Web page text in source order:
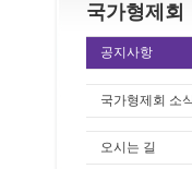
국가형제회
공지사항
국가형제회 소식
오시는 길